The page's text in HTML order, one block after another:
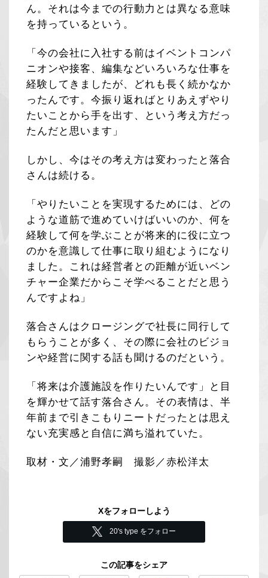
ん。それは今までの行動力とは異なる意味
を持っているという。
「今の会社に入社する前はイベントコンパ
ニオンや接客、編集などいろいろな仕事を
経験してきましたが、どれも長く続かなか
ったんです。今振り返ればとりあえずやり
たいことから手を出す、という考え方だっ
たんだと思います」
しかし、今はその考え方は変わったと落合
さんは続ける。
「やりたいことを実現するためには、どの
ような道筋で進めていけばいいのか、何を
経験して何を学ぶことが将来的に役に立つ
のかを意識して仕事に取り組むようになり
ました。これは経営者との距離が近いベン
チャー企業だからこそ学べることだと思う
んですよね」
落合さんはクロージングで社長に同行して
もらうことが多く、その際に会社のビジョ
ンや経営に関する話も聞けるのだという。
「将来は介護施設を作りたいんです」と目
を輝かせて話す落合さん。その表情は、半
年前まで引きこもりニートだったとは思え
ない充実感と自信に満ち溢れていた。
取材・文／浦野孝嗣 撮影／赤松洋太
Xをフォローしよう
20's type をフォロー
この記事をシェア